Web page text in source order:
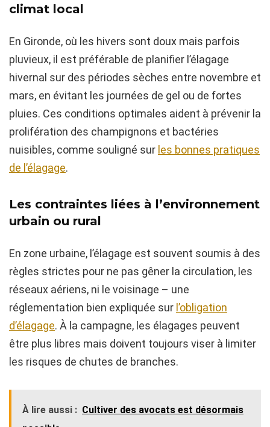
climat local
En Gironde, où les hivers sont doux mais parfois
pluvieux, il est préférable de planifier l’élagage
hivernal sur des périodes sèches entre novembre et
mars, en évitant les journées de gel ou de fortes
pluies. Ces conditions optimales aident à prévenir la
prolifération des champignons et bactéries
nuisibles, comme souligné sur les bonnes pratiques
de l’élagage.
Les contraintes liées à l’environnement
urbain ou rural
En zone urbaine, l’élagage est souvent soumis à des
règles strictes pour ne pas gêner la circulation, les
réseaux aériens, ni le voisinage – une
réglementation bien expliquée sur l’obligation
d’élagage. À la campagne, les élagages peuvent
être plus libres mais doivent toujours viser à limiter
les risques de chutes de branches.
À lire aussi : Cultiver des avocats est désormais